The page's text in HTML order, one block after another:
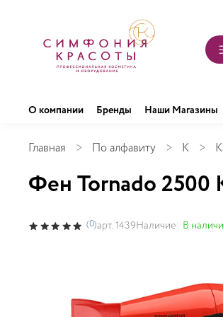
О компании Бренды Наши Магазины
Главная По алфавиту K
Фен Tornado 2500
(0)арт.1439Наличие: В